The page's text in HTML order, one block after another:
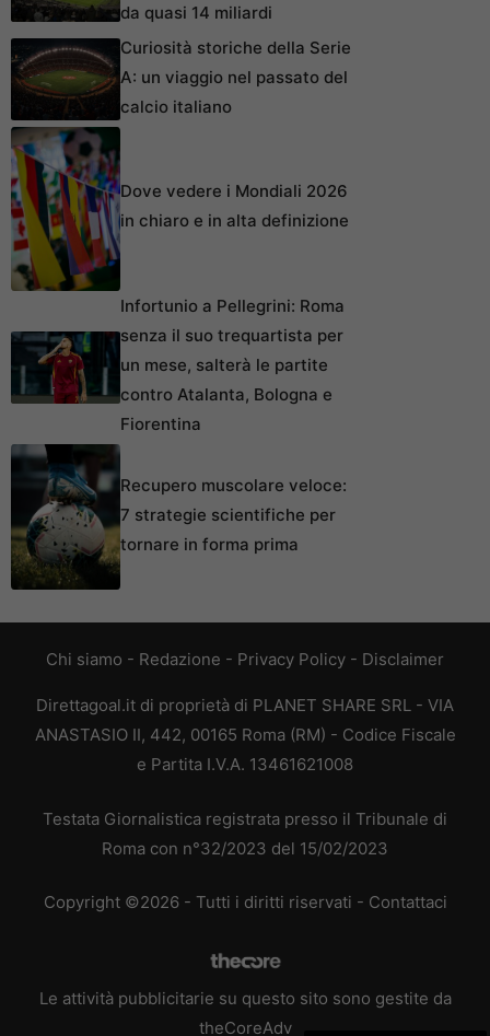
da quasi 14 miliardi
Curiosità storiche della Serie
A: un viaggio nel passato del
calcio italiano
Dove vedere i Mondiali 2026
in chiaro e in alta definizione
Infortunio a Pellegrini: Roma
senza il suo trequartista per
un mese, salterà le partite
contro Atalanta, Bologna e
Fiorentina
Recupero muscolare veloce:
7 strategie scientifiche per
tornare in forma prima
Chi siamo - Redazione - Privacy Policy - Disclaimer
Direttagoal.it di proprietà di PLANET SHARE SRL - VIA
ANASTASIO II, 442, 00165 Roma (RM) - Codice Fiscale
e Partita I.V.A. 13461621008
Testata Giornalistica registrata presso il Tribunale di
Roma con n°32/2023 del 15/02/2023
Copyright ©2026 - Tutti i diritti riservati - Contattaci
Le attività pubblicitarie su questo sito sono gestite da
theCoreAdv